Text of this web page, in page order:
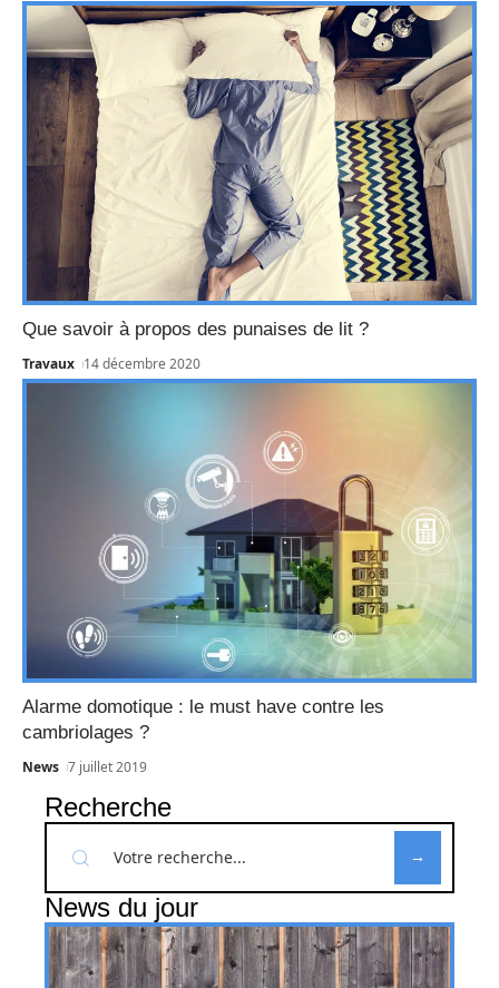
Que savoir à propos des punaises de lit ?
Travaux 14 décembre 2020
Alarme domotique : le must have contre les
cambriolages ?
News 7 juillet 2019
Recherche
News du jour